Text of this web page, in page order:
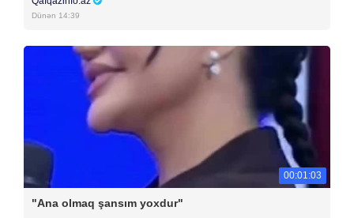
Dünən 14:39
00:01:03
"Ana olmaq şansım yoxdur"